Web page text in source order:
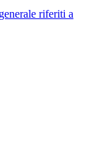
riferiti a